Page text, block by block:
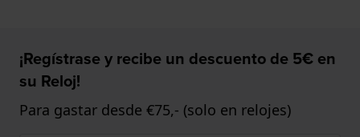
¡Regístrase y recibe un descuento de 5€ en
su Reloj!
Para gastar desde €75,- (solo en relojes)